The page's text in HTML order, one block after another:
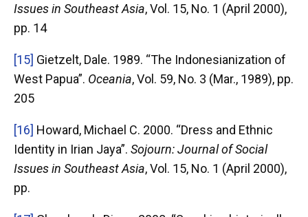
Issues in Southeast Asia, Vol. 15, No. 1 (April 2000),
pp. 14
[15] Gietzelt, Dale. 1989. “The Indonesianization of
West Papua”. Oceania, Vol. 59, No. 3 (Mar., 1989), pp.
205
[16] Howard, Michael C. 2000. “Dress and Ethnic
Identity in Irian Jaya”. Sojourn: Journal of Social
Issues in Southeast Asia, Vol. 15, No. 1 (April 2000),
pp.